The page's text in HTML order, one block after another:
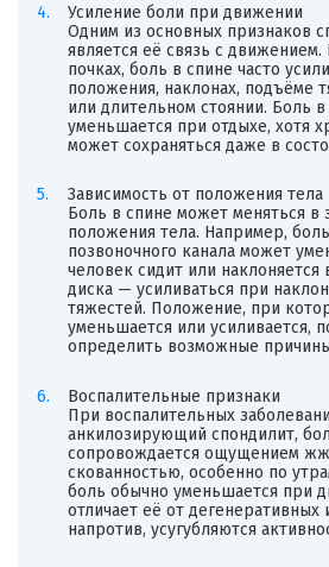
Усиление боли при движении
Одним из основных признаков
является её связь с движением.
почках, боль в спине часто
положения, наклонах, подъёме
или длительном стоянии. Боль
уменьшается при отдыхе, хотя
может сохраняться даже в
Зависимость от положения тела
Боль в спине может меняться в
положения тела. Например,
позвоночного канала может
человек сидит или
диска — усиливаться при
тяжестей. Положение, при
уменьшается или усиливается,
определить возможные
Воспалительные признаки
При воспалительных
анкилозирующий спондилит,
сопровождается ощущением
скованностью, особенно по
боль обычно уменьшается при
отличает её от
напротив, усугубляются